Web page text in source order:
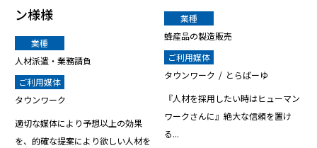
ン様様
業種
人材派遣・業務請負
ご利用媒体
タウンワーク
適切な媒体により予想以上の効果
を、的確な提案により欲しい人材を
業種
蜂産品の製造販売
ご利用媒体
タウンワーク
とらばーゆ
『人材を採用したい時はヒューマン
ワークさんに』絶大な信頼を置け
る...